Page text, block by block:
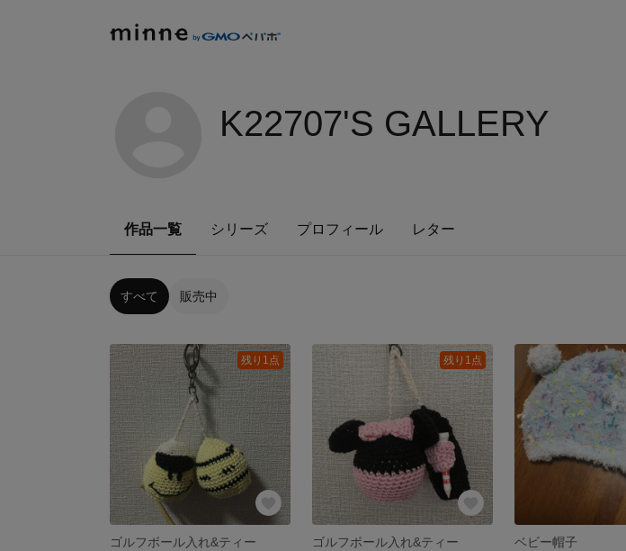
K22707'S GALLERY
作品一覧 シリーズ プロフィール レター
すべて 販売中
残り1点
ゴルフボール入れ&ティー
残り1点
ゴルフボール入れ&ティー ベビー帽子